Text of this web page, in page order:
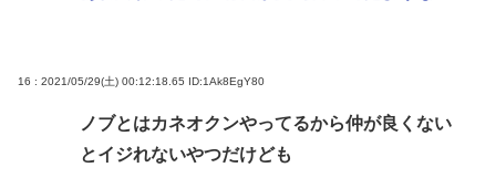
16 : 2021/05/29(土) 00:12:18.65 ID:1Ak8EgY80
ノブとはカネオクンやってるから仲が良くない
とイジれないやつだけども